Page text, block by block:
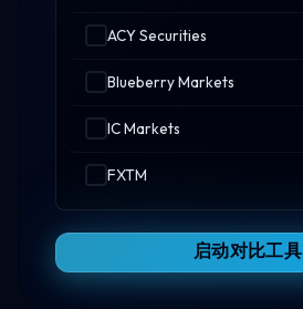
ACY Securities
Blueberry Markets
IC Markets
FXTM
启动对比工具